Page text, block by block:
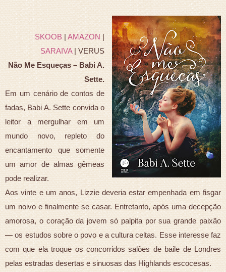
SKOOB |AMAZON|
SARAIVA| VERUS
Não Me Esqueças – Babi A.
Sette.
Em um cenário de contos de
fadas, Babi A. Sette convida o
leitor a mergulhar em um
mundo novo, repleto do
encantamento que somente
um amor de almas gêmeas
pode realizar.
Aos vinte e um anos, Lizzie deveria estar empenhada em fisgar
um noivo e finalmente se casar. Entretanto, após uma decepção
amorosa, o coração da jovem só palpita por sua grande paixão
— os estudos sobre o povo e a cultura celtas. Esse interesse faz
com que ela troque os concorridos salões de baile de Londres
pelas estradas desertas e sinuosas das Highlands escocesas.